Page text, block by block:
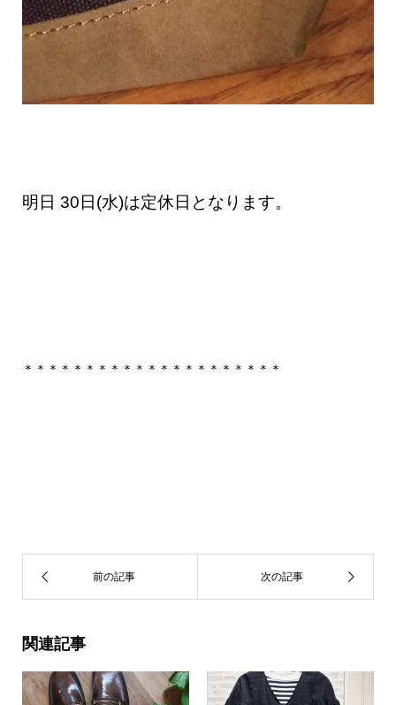
明日 30日(水)は定休日となります。
＊＊＊＊＊＊＊＊＊＊＊＊＊＊＊＊＊＊＊＊＊
関連記事